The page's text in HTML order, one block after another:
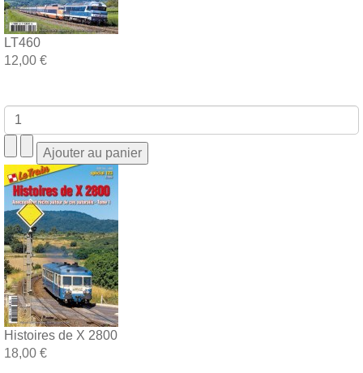
LT460
12,00 €
Histoires de X 2800
18,00 €